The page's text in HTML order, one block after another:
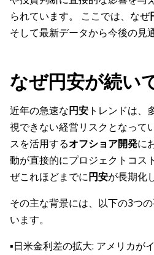
られています。 ここでは、なぜ
そして最新データから今後の見
なぜ円安が続い
近年の急速な円安 トレンドは、
視できない経営リスクとなって
スを活用するオフショア開発に
動が直接的にプロジェクトコス
ぜこれほどまでに円安が長期化
その主な背景には、以下の3つ
います。
▪️日米金利差の拡大: アメリカが